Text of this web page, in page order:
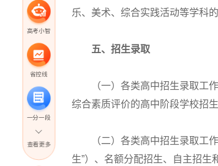
乐、美术、综合实践活动等学科
五、招生录取
（一）各类高中招生录取工作
综合素质评价的高中阶段学校招生
（二）各类高中招生录取工作
生”）、名额分配招生、自主招生
高考小智
省控线
一分一段
高考直播
查看更多